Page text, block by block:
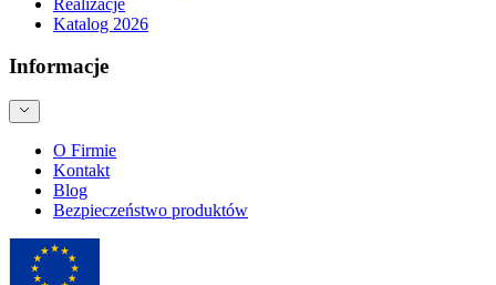
Katalog 2026
Informacje
O Firmie
Kontakt
Blog
Bezpieczeństwo produktów